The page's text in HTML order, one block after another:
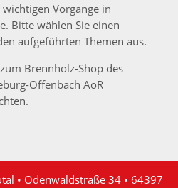
Vorgänge in
Bitte wählen Sie einen
aufgeführten Themen aus.
Brennholz-Shop des
Offenbach AöR
• Odenwaldstraße 34 • 64397